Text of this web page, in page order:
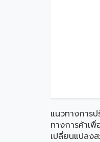
แนวทางการ
ทางการค้าเพื่
เปลี่ยนแปลง